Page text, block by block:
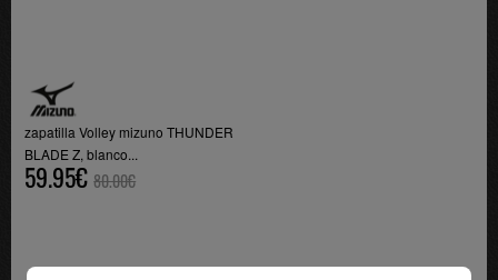
zapatilla Volley mizuno THUNDER
BLADE Z, blanco...
59.95€ 80.00€